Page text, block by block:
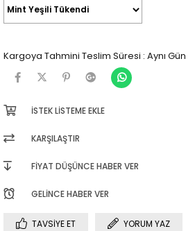
Kargoya Tahmini Teslim Süresi : Aynı Gün
İSTEK LISTEME EKLE
KARŞILAŞTIR
FIYAT DÜŞÜNCE HABER VER
GELINCE HABER VER
TAVSIYE ET
YORUM YAZ